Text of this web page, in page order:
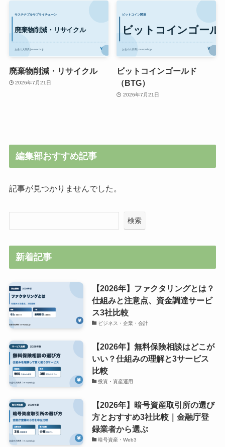
廃棄物削減・リサイクル
2026年7月21日
ビットコインゴールド
（BTG）
2026年7月21日
編集部おすすめ記事
記事が見つかりませんでした。
検索
新着記事
【2026年】ファクタリングとは？
仕組みと注意点、資金調達サービ
ス3社比較
ビジネス・企業・会計
【2026年】無料保険相談はどこが
いい？仕組みの理解と3サービス
比較
投資・資産運用
【2026年】暗号資産取引所の選び
方とおすすめ3社比較｜金融庁登
録業者から選ぶ
暗号資産・Web3